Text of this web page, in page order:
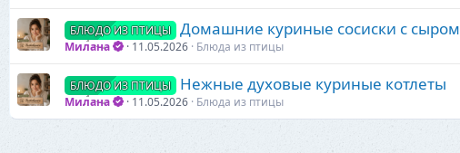
БЛЮДО ИЗ ПТИЦЫ Домашние куриные сосиски с сыром
Милана 11.05.2026 Блюда из птицы
БЛЮДО ИЗ ПТИЦЫ Нежные духовые куриные котлеты
Милана 11.05.2026 Блюда из птицы